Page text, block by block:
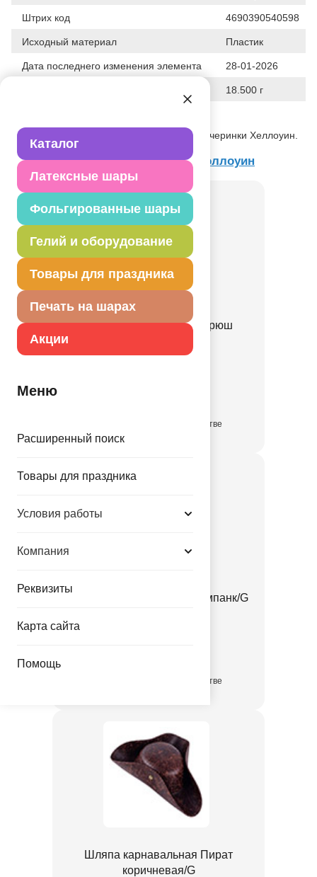
Каталог
Латексные шары
Фольгированные шары
Гелий и оборудование
Товары для праздника
Печать на шарах
Акции
Меню
Расширенный поиск
Товары для праздника
Условия работы
Компания
Реквизиты
Карта сайта
Помощь
Штрих код 4690390540598
Исходный материал Пластик
Дата последнего изменения элемента 28-01-2026
18.500 г
Маска День Мертвых - аксессуар для вечеринки Хеллоуин.
Товар из коллекцииВечеринка Хэллоуин
Шляпа Ведьмы черная рюш
в достаточном количестве
Шляпа карнавальная Стимпанк/G
в достаточном количестве
Шляпа карнавальная Пират
коричневая/G